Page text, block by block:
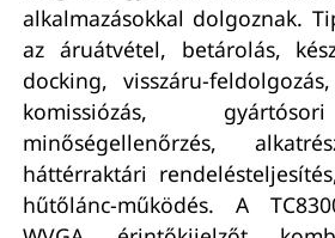
alkalmazásokkal dolgoznak.
az áruátvétel, betárolás,
docking, visszáru-
komissiózás,
minőségellenőrzés,
háttérraktári
hűtőlánc-működés. A